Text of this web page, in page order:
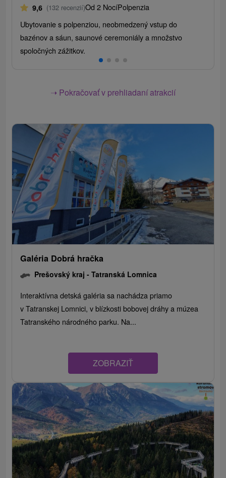
9,6 (132 recenzií)Od 2 NocíPolpenzia
Ubytovanie s polpenziou, neobmedzený vstup do
bazénov a sáun, saunové ceremoniály a množstvo
spoločných zážitkov.
➝ Pokračovať v prehliadaní atrakcií
Galéria Dobrá hračka
Prešovský kraj -Tatranská Lomnica
Interaktívna detská galéria sa nachádza priamo
v Tatranskej Lomnici, v blízkosti bobovej dráhy a múzea
Tatranského národného parku. Na...
ZOBRAZIŤ